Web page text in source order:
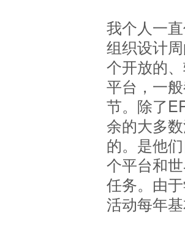
我个人一
组织设计
个开放的
平台，一
节。除了
余的大多
的。是他
个平台和
任务。由
活动每年